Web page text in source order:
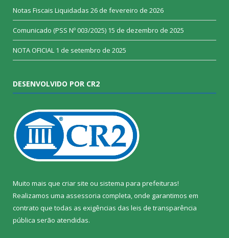
Notas Fiscais Liquidadas 26 de fevereiro de 2026
Comunicado (PSS Nº 003/2025) 15 de dezembro de 2025
NOTA OFICIAL 1 de setembro de 2025
DESENVOLVIDO POR CR2
Muito mais que criar site ou sistema para prefeituras!
Realizamos uma assessoria completa, onde garantimos em
contrato que todas as exigências das leis de transparência
pública serão atendidas.